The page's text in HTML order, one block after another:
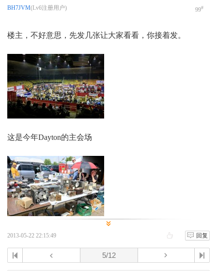
BH7JVM(Lv6注册用户) 99#
楼主，不好意思，先发几张让大家看看，你接着发。
这是今年Dayton的主会场
室外摊位的一角，有成千个摊位。
2013-05-22 22:15:49 回复